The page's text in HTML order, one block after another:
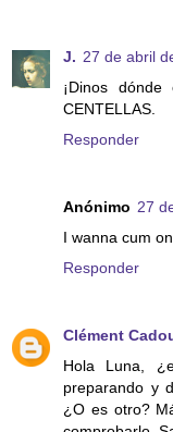
J. 27 de abril
¡Dinos
CENTELLAS.
Responder
Anónimo 27
I wanna cum
Responder
Clément
Hola Luna,
preparando y
¿O es otro?